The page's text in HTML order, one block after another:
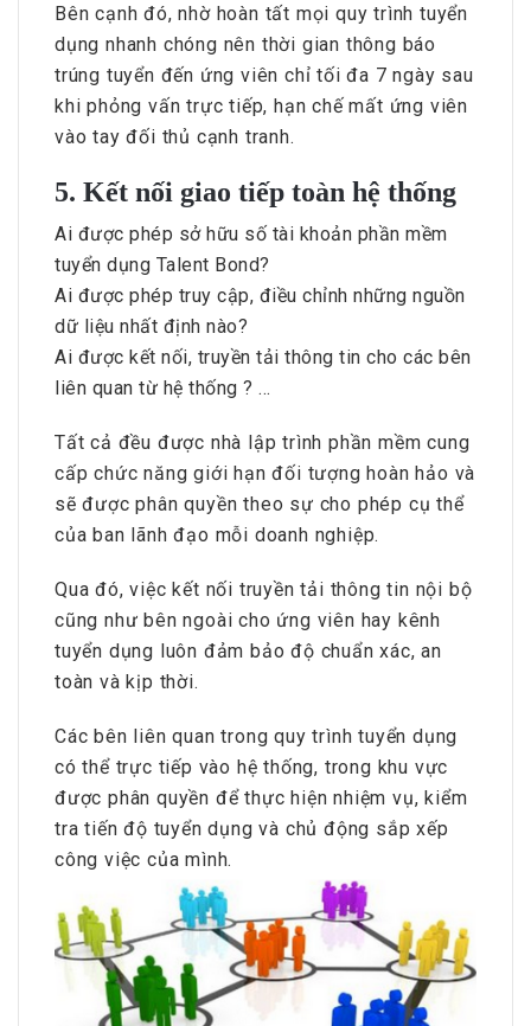
Bên cạnh đó, nhờ hoàn tất mọi quy trình tuyển
dụng nhanh chóng nên thời gian thông báo
trúng tuyển đến ứng viên chỉ tối đa 7 ngày sau
khi phỏng vấn trực tiếp, hạn chế mất ứng viên
vào tay đối thủ cạnh tranh.
5. Kết nối giao tiếp toàn hệ thống
Ai được phép sở hữu số tài khoản phần mềm
tuyển dụng Talent Bond?
Ai được phép truy cập, điều chỉnh những nguồn
dữ liệu nhất định nào?
Ai được kết nối, truyền tải thông tin cho các bên
liên quan từ hệ thống ? …
Tất cả đều được nhà lập trình phần mềm cung
cấp chức năng giới hạn đối tượng hoàn hảo và
sẽ được phân quyền theo sự cho phép cụ thể
của ban lãnh đạo mỗi doanh nghiệp.
Qua đó, việc kết nối truyền tải thông tin nội bộ
cũng như bên ngoài cho ứng viên hay kênh
tuyển dụng luôn đảm bảo độ chuẩn xác, an
toàn và kịp thời.
Các bên liên quan trong quy trình tuyển dụng
có thể trực tiếp vào hệ thống, trong khu vực
được phân quyền để thực hiện nhiệm vụ, kiểm
tra tiến độ tuyển dụng và chủ động sắp xếp
công việc của mình.